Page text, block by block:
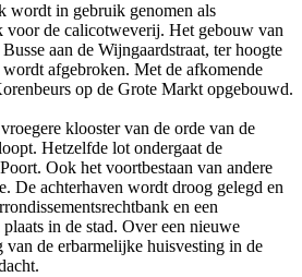
wordt in gebruik genomen als
voor de calicotweverij. Het gebouw van
aan de Wijngaardstraat, ter hoogte
afgebroken. Met de afkomende
op de Grote Markt opgebouwd.
klooster van de orde van de
Hetzelfde lot ondergaat de
Ook het voortbestaan van andere
De achterhaven wordt droog gelegd en
en een
in de stad. Over een nieuwe
van de erbarmelijke huisvesting in de